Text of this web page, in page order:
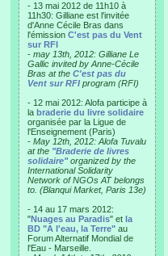
- 13 mai 2012 de 11h10 à
11h30: Gilliane est l'invitée
d'Anne Cécile Bras dans
l'émission C'est pas du Vent
sur RFI
- may 13th, 2012: Gilliane Le
Gallic invited by Anne-Cécile
Bras at the C'est pas du
Vent sur RFI program (RFI)
- 12 mai 2012: Alofa participe à
la braderie du livre solidaire
organisée par la Ligue de
l'Enseignement (Paris)
- May 12th, 2012: Alofa Tuvalu
at the "Braderie de livres
solidaire"organized by the
International Solidarity
Network of NGOs AT belongs
to. (Blanqui Market, Paris 13e)
- 14 au 17 mars 2012:
"Nuages au Paradis" et la
BD "A l'eau, la Terre" au
Forum Alternatif Mondial de
l'Eau - Marseille.